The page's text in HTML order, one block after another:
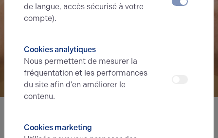
Nous avons hâte de vous lire,
de langue, accès sécurisé à votre
compte).
Cookies analytiques
Nous permettent de mesurer la
fréquentation et les performances
du site afin d’en améliorer le
contenu.
Cookies marketing